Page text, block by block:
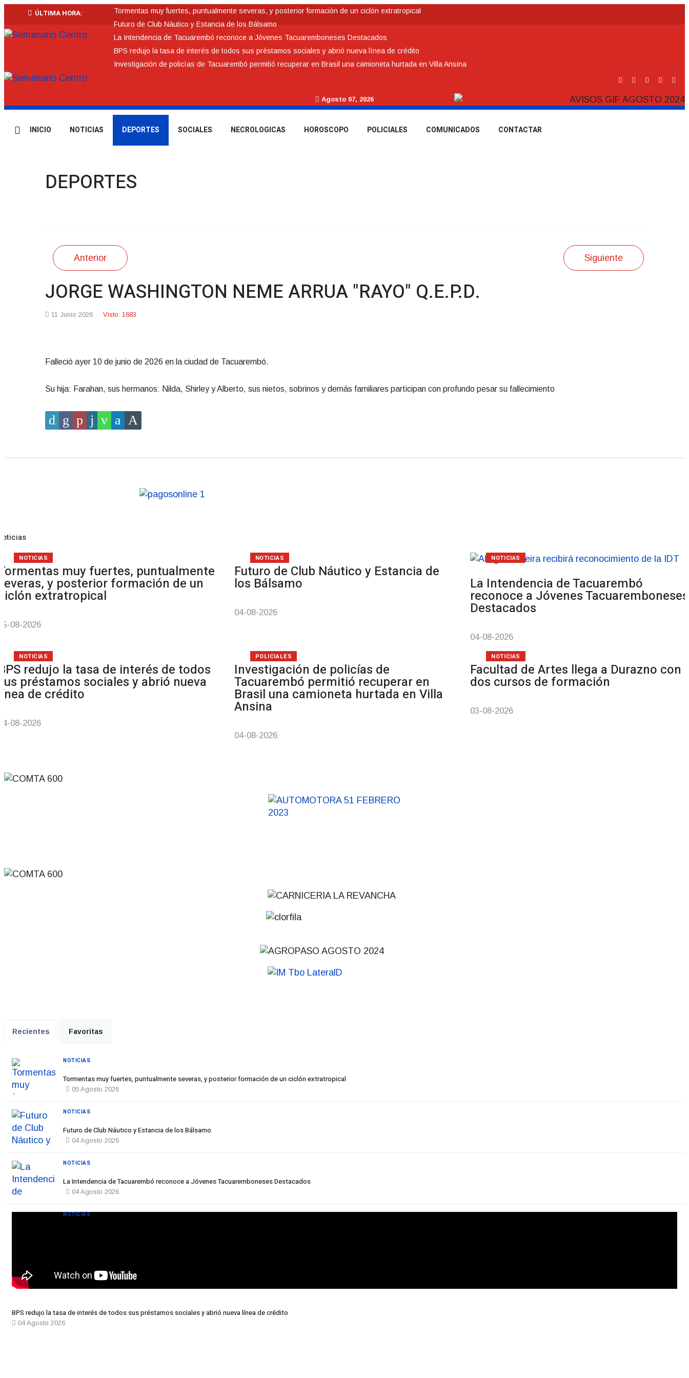
ÚLTIMA HORA:
Tormentas muy fuertes, puntualmente severas, y posterior formación de un ciclón extratropical
Futuro de Club Náutico y Estancia de los Bálsamo
La Intendencia de Tacuarembó reconoce a Jóvenes Tacuaremboneses Destacados
BPS redujo la tasa de interés de todos sus préstamos sociales y abrió nueva línea de crédito
Investigación de policías de Tacuarembó permitió recuperar en Brasil una camioneta hurtada en Villa Ansina
Agosto 07, 2026
INICIO NOTICIAS DEPORTES SOCIALES NECROLOGICAS HOROSCOPO POLICIALES COMUNICADOS CONTACTAR
DEPORTES
Anterior Siguiente
JORGE WASHINGTON NEME ARRUA "RAYO" Q.E.P.D.
11 Junio 2026 Visto: 1683
Falleció ayer 10 de junio de 2026 en la ciudad de Tacuarembó.
Su hija: Farahan, sus hermanos: Nilda, Shirley y Alberto, sus nietos, sobrinos y demás familiares participan con profundo pesar su fallecimiento
muy fuertes, puntualmente
y posterior formación de un
extratropical
08-2026
NOTICIAS
Futuro de Club Náutico y Estancia de
los Bálsamo
04-08-2026
NOTICIAS
La Intendencia de Tacuarembó
reconoce a Jóvenes Tacuaremboneses
Destacados
04-08-2026
NOTICIAS
redujo la tasa de interés de todos
préstamos sociales y abrió nueva
de crédito
08-2026
NOTICIAS
Investigación de policías de
Tacuarembó permitió recuperar en
Brasil una camioneta hurtada en Villa
Ansina
04-08-2026
POLICIALES
Facultad de Artes llega a Durazno con
dos cursos de formación
03-08-2026
NOTICIAS
Recientes Favoritas
Tormentas muy fuertes, puntualmente severas, y posterior formación de un ciclón extratropical
05 Agosto 2026
NOTICIAS
Futuro de Club Náutico y Estancia de los Bálsamo
04 Agosto 2026
NOTICIAS
La Intendencia de Tacuarembó reconoce a Jóvenes Tacuaremboneses Destacados
04 Agosto 2026
NOTICIAS
BPS redujo la tasa de interés de todos sus préstamos sociales y abrió nueva línea de crédito
04 Agosto 2026
NOTICIAS